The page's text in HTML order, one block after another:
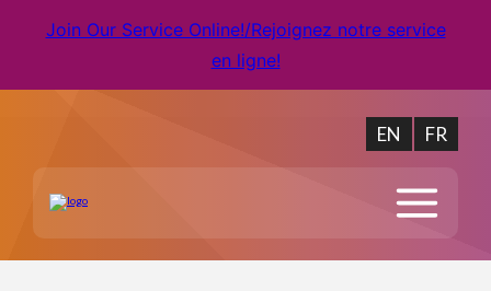
Join Our Service Online!/Rejoignez notre service
en ligne!
EN FR